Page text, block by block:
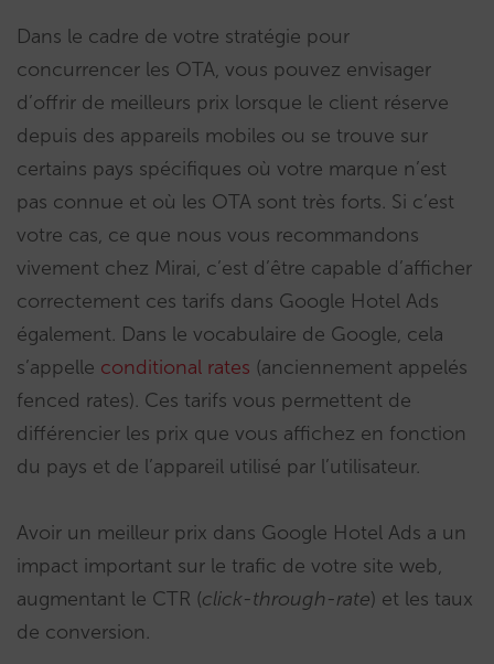
Dans le cadre de votre stratégie pour
concurrencer les OTA, vous pouvez envisager
d’offrir de meilleurs prix lorsque le client réserve
depuis des appareils mobiles ou se trouve sur
certains pays spécifiques où votre marque n’est
pas connue et où les OTA sont très forts. Si c’est
votre cas, ce que nous vous recommandons
vivement chez Mirai, c’est d’être capable d’afficher
correctement ces tarifs dans Google Hotel Ads
également. Dans le vocabulaire de Google, cela
s’appelle conditional rates (anciennement appelés
fenced rates). Ces tarifs vous permettent de
différencier les prix que vous affichez en fonction
du pays et de l’appareil utilisé par l’utilisateur.
Avoir un meilleur prix dans Google Hotel Ads a un
impact important sur le trafic de votre site web,
augmentant le CTR (click-through-rate) et les taux
de conversion.